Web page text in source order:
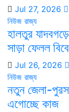
Jul 27, 2026
নিউজ রাজ্য
হালতুর
সাড়া ফেলল
Jul 26, 2026
নিউজ রাজ্য
নতুন জেলা-
এগোচ্ছে কাজ